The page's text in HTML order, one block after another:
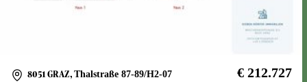
8051 GRAZ, Thalstraße 87-89/H2-07 € 212.727